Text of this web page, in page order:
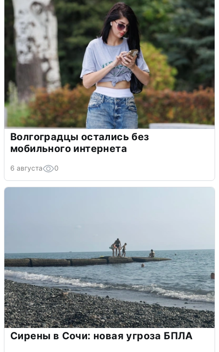
Волгоградцы остались без
мобильного интернета
6 августа 0
Сирены в Сочи: новая угроза БПЛА